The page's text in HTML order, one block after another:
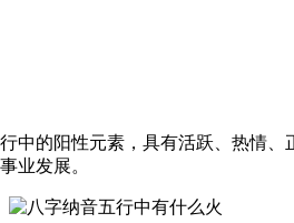
的阳性元素，具有活跃、热情
业发展。